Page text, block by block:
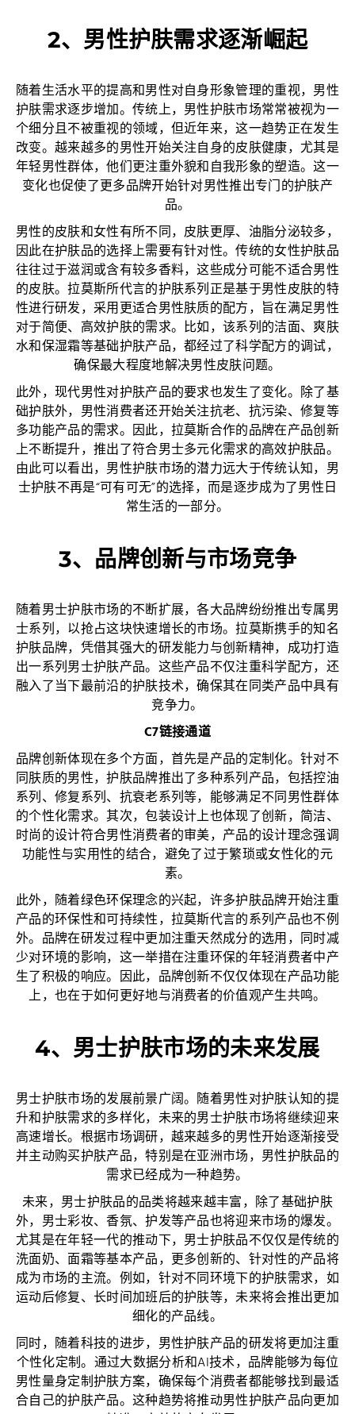
2、男性护肤需求逐渐崛起
随着生活水平的提高和男性对自身形象管理的重视，男性
护肤需求逐步增加。传统上，男性护肤市场常常被视为一
个细分且不被重视的领域，但近年来，这一趋势正在发生
改变。越来越多的男性开始关注自身的皮肤健康，尤其是
年轻男性群体，他们更注重外貌和自我形象的塑造。这一
变化也促使了更多品牌开始针对男性推出专门的护肤产
品。
男性的皮肤和女性有所不同，皮肤更厚、油脂分泌较多，
因此在护肤品的选择上需要有针对性。传统的女性护肤品
往往过于滋润或含有较多香料，这些成分可能不适合男性
的皮肤。拉莫斯所代言的护肤系列正是基于男性皮肤的特
性进行研发，采用更适合男性肤质的配方，旨在满足男性
对于简便、高效护肤的需求。比如，该系列的洁面、爽肤
水和保湿霜等基础护肤产品，都经过了科学配方的调试，
确保最大程度地解决男性皮肤问题。
此外，现代男性对护肤产品的要求也发生了变化。除了基
础护肤外，男性消费者还开始关注抗老、抗污染、修复等
多功能产品的需求。因此，拉莫斯合作的品牌在产品创新
上不断提升，推出了符合男士多元化需求的高效护肤品。
由此可以看出，男性护肤市场的潜力远大于传统认知，男
士护肤不再是“可有可无”的选择，而是逐步成为了男性日
常生活的一部分。
3、品牌创新与市场竞争
随着男士护肤市场的不断扩展，各大品牌纷纷推出专属男
士系列，以抢占这块快速增长的市场。拉莫斯携手的知名
护肤品牌，凭借其强大的研发能力与创新精神，成功打造
出一系列男士护肤产品。这些产品不仅注重科学配方，还
融入了当下最前沿的护肤技术，确保其在同类产品中具有
竞争力。
C7链接通道
品牌创新体现在多个方面，首先是产品的定制化。针对不
同肤质的男性，护肤品牌推出了多种系列产品，包括控油
系列、修复系列、抗衰老系列等，能够满足不同男性群体
的个性化需求。其次，包装设计上也体现了创新，简洁、
时尚的设计符合男性消费者的审美，产品的设计理念强调
功能性与实用性的结合，避免了过于繁琐或女性化的元
素。
此外，随着绿色环保理念的兴起，许多护肤品牌开始注重
产品的环保性和可持续性，拉莫斯代言的系列产品也不例
外。品牌在研发过程中更加注重天然成分的选用，同时减
少对环境的影响，这一举措在注重环保的年轻消费者中产
生了积极的响应。因此，品牌创新不仅仅体现在产品功能
上，也在于如何更好地与消费者的价值观产生共鸣。
4、男士护肤市场的未来发展
男士护肤市场的发展前景广阔。随着男性对护肤认知的提
升和护肤需求的多样化，未来的男士护肤市场将继续迎来
高速增长。根据市场调研，越来越多的男性开始逐渐接受
并主动购买护肤产品，特别是在亚洲市场，男性护肤品的
需求已经成为一种趋势。
未来，男士护肤品的品类将越来越丰富，除了基础护肤
外，男士彩妆、香氛、护发等产品也将迎来市场的爆发。
尤其是在年轻一代的推动下，男士护肤品不仅仅是传统的
洗面奶、面霜等基本产品，更多创新的、针对性的产品将
成为市场的主流。例如，针对不同环境下的护肤需求，如
运动后修复、长时间加班后的护肤等，未来将会推出更加
细化的产品线。
同时，随着科技的进步，男性护肤产品的研发将更加注重
个性化定制。通过大数据分析和AI技术，品牌能够为每位
男性量身定制护肤方案，确保每个消费者都能够找到最适
合自己的护肤产品。这种趋势将推动男性护肤产品向更加